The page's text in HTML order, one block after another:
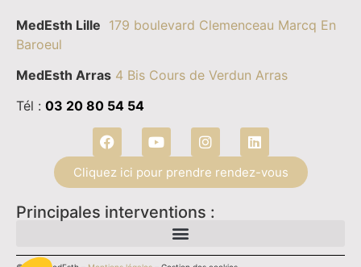
MedEsth Lille 179 boulevard Clemenceau Marcq En
Baroeul
MedEsth Arras 4 Bis Cours de Verdun Arras
Tél : 03 20 80 54 54
Cliquez ici pour prendre rendez-vous
Principales interventions :